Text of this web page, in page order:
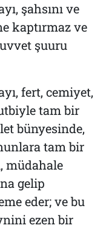
şahsını ve
kaptırmaz ve
şuuru
fert, cemiyet,
tam bir
bünyesinde,
tam bir
müdahale
gelip
eder; ve bu
ezen bir